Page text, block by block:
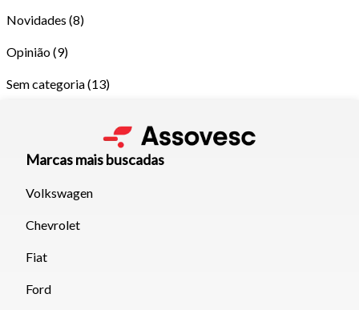
Tamanho do texto
Para aumentar ou diminuir a fonte em nosso site, utilize os
Novidades (8)
Opinião(9)
Sem categoria(13)
Marcas mais buscadas
Volkswagen
Chevrolet
Fiat
Ford